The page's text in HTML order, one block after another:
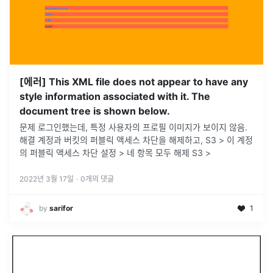
[에러] This XML file does not appear to have any
style information associated with it. The
document tree is shown below.
문제 로그인했는데, 특정 사용자의 프로필 이미지가 보이지 않음.
해결 계정과 버킷의 퍼블릭 액세스 차단을 해제하고, S3 > 이 계정
의 퍼블릭 액세스 차단 설정 > 네 항목 모두 해제 S3 >
2022년 3월 17일 · 0개의 댓글
by sarifor 1